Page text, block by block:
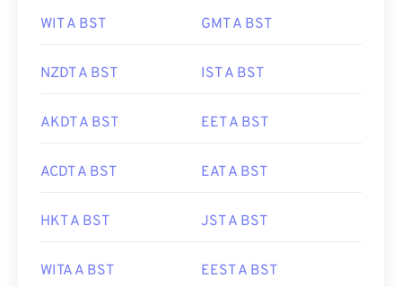
WIT A BST GMT A BST
NZDT A BST IST A BST
AKDT A BST EET A BST
ACDT A BST EAT A BST
HKT A BST JST A BST
WITA A BST EEST A BST